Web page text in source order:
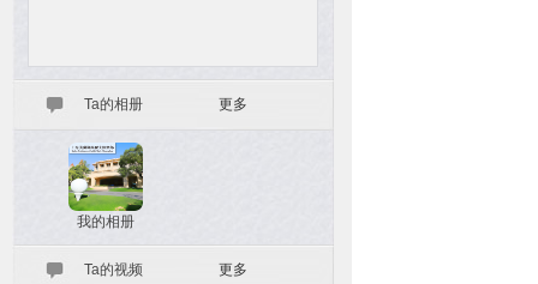
Ta的相册 更多
我的相册
Ta的视频 更多